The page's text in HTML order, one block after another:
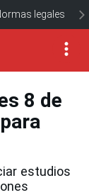
legales
8 de
estudios